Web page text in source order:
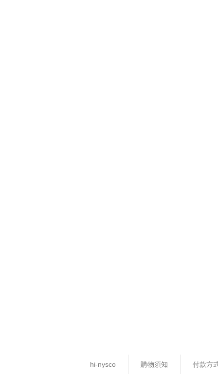
hi-nysco 購物須知 付款方